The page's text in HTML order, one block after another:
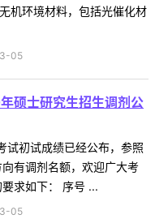
机环境材料，包括光催化材
05
硕士研究生招生调剂公
试初试成绩已经公布，参照
有调剂名额，欢迎广大考
求如下： 序号 ...
05